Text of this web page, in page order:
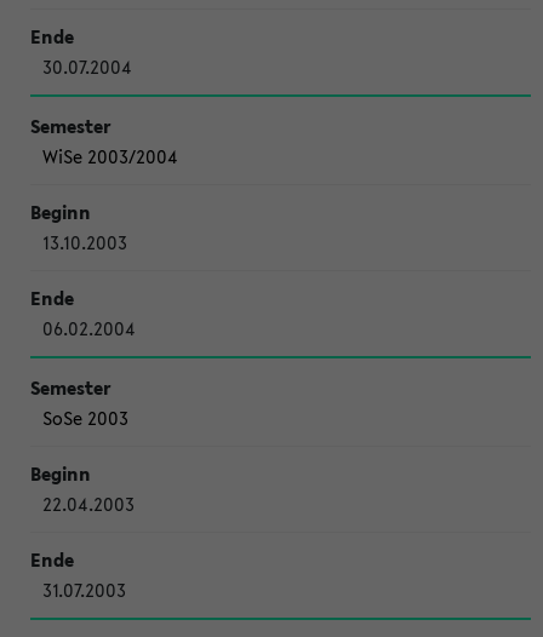
30.07.2004
WiSe 2003/2004
13.10.2003
06.02.2004
SoSe 2003
22.04.2003
31.07.2003